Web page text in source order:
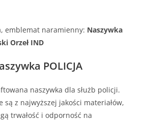
emblemat naramienny: Naszywka
Orzeł IND
POLICJA
naszywka dla służb policji.
są z najwyższej jakości materiałów,
trwałość i odporność na